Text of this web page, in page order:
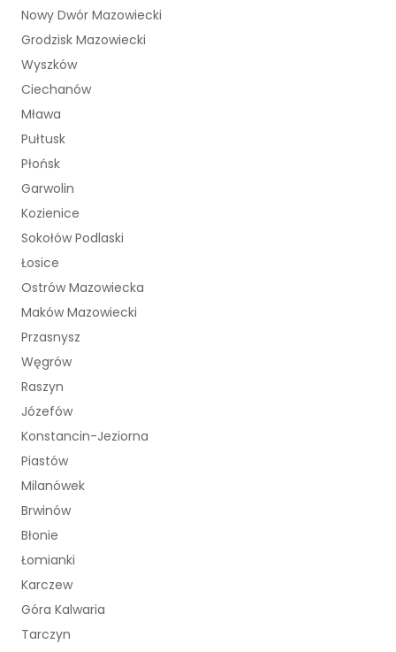
Nowy Dwór Mazowiecki
Grodzisk Mazowiecki
Wyszków
Ciechanów
Mława
Pułtusk
Płońsk
Garwolin
Kozienice
Sokołów Podlaski
Łosice
Ostrów Mazowiecka
Maków Mazowiecki
Przasnysz
Węgrów
Raszyn
Józefów
Konstancin-Jeziorna
Piastów
Milanówek
Brwinów
Błonie
Łomianki
Karczew
Góra Kalwaria
Tarczyn